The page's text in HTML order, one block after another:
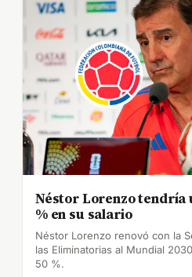
Néstor Lorenzo tendría
% en su salario
Néstor Lorenzo renovó con la
las Eliminatorias al Mundial
50 %.